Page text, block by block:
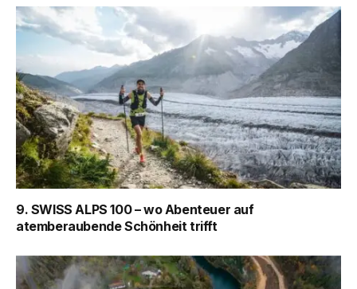
9. SWISS ALPS 100 – wo Abenteuer auf
atemberaubende Schönheit trifft